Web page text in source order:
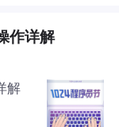
作详解
解